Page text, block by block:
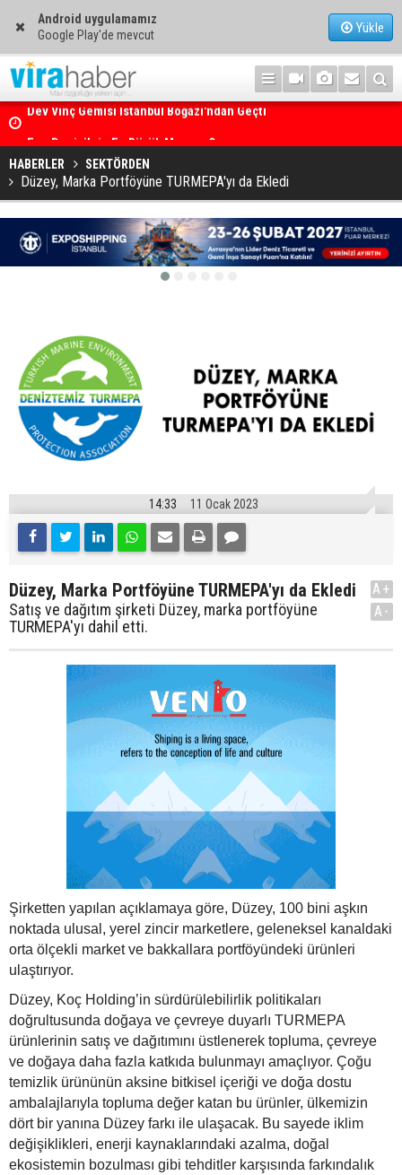
Android uygulamamız
Google Play'de mevcut
Yükle
Ege Denizi’nin En Büyük Mercan Ormanı
HABERLER SEKTÖRDEN
Düzey, Marka Portföyüne TURMEPA'yı da Ekledi
14:33 11 Ocak 2023
Düzey, Marka Portföyüne TURMEPA'yı da Ekledi
Satış ve dağıtım şirketi Düzey, marka portföyüne
TURMEPA'yı dahil etti.
A+
A-
Şirketten yapılan açıklamaya göre, Düzey, 100 bini aşkın
noktada ulusal, yerel zincir marketlere, geleneksel kanaldaki
orta ölçekli market ve bakkallara portföyündeki ürünleri
ulaştırıyor.
Düzey, Koç Holding’in sürdürülebilirlik politikaları
doğrultusunda doğaya ve çevreye duyarlı TURMEPA
ürünlerinin satış ve dağıtımını üstlenerek topluma, çevreye
ve doğaya daha fazla katkıda bulunmayı amaçlıyor. Çoğu
temizlik ürününün aksine bitkisel içeriği ve doğa dostu
ambalajlarıyla topluma değer katan bu ürünler, ülkemizin
dört bir yanına Düzey farkı ile ulaşacak. Bu sayede iklim
değişiklikleri, enerji kaynaklarındaki azalma, doğal
ekosistemin bozulması gibi tehditler karşısında farkındalık